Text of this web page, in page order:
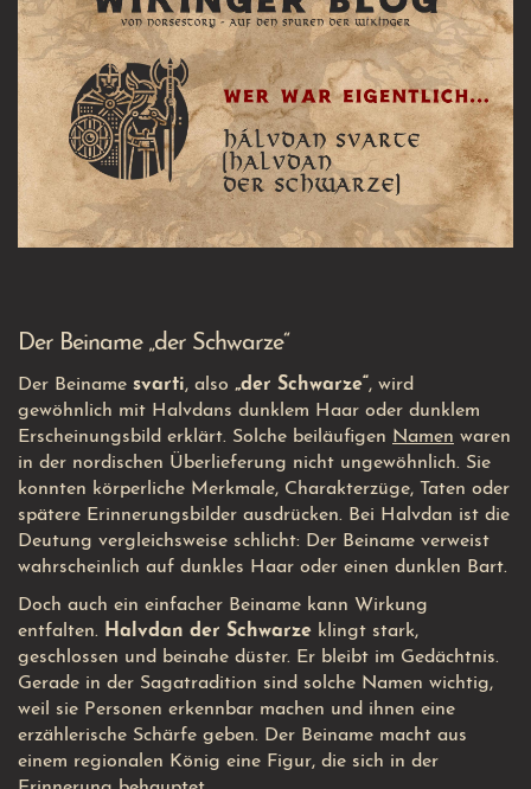
Der Beiname „der Schwarze“
Der Beiname svarti, also „der Schwarze“ , wird
gewöhnlich mit Halvdans dunklem Haar oder dunklem
Erscheinungsbild erklärt. Solche beiläufigen Namen waren
in der nordischen Überlieferung nicht ungewöhnlich. Sie
konnten körperliche Merkmale, Charakterzüge, Taten oder
spätere Erinnerungsbilder ausdrücken. Bei Halvdan ist die
Deutung vergleichsweise schlicht: Der Beiname verweist
wahrscheinlich auf dunkles Haar oder einen dunklen Bart.
Doch auch ein einfacher Beiname kann Wirkung
entfalten. Halvdan der Schwarze klingt stark,
geschlossen und beinahe düster. Er bleibt im Gedächtnis.
Gerade in der Sagatradition sind solche Namen wichtig,
weil sie Personen erkennbar machen und ihnen eine
erzählerische Schärfe geben. Der Beiname macht aus
einem regionalen König eine Figur, die sich in der